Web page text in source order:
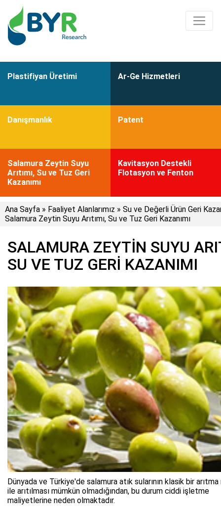
Plastifiyan Üretimi Ar-Ge Hizmetleri
Danışmanlık Patent
Salamura Zeytin Suyu
Arıtımı, Su ve Tuz Geri
Kazanımı
Kavitasyon Destekli
Flotasyon ve Fenton
Ana Sayfa » Faaliyet Alanlarımız » Su ve Değerli Ürün Geri
Salamura Zeytin Suyu Arıtımı, Su ve Tuz Geri Kazanımı
SALAMURA ZEYTIN SUYU
SU VE TUZ GERI KAZANIMI
Dünyada ve Türkiye'de salamura atık sularının klasik bir
ile arıtılması mümkün olmadığından, bu durum ciddi işletme
maliyetlerine neden olmaktadır.